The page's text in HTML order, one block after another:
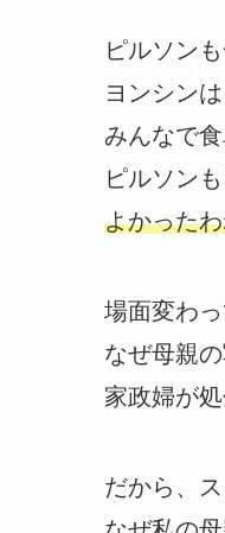
ピルソン
ヨンシン
みんなで
ピルソン
よかった
場面変わ
なぜ母親
家政婦が
だから、